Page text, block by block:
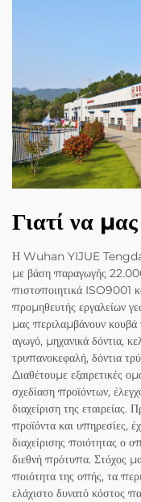
Γιατί να μας
Η Wuhan YIJUE
με βάση παραγωγής
πιστοποιητικά ISO9001
προμηθευτής εργαλείων
μας περιλαμβάνουν
αγωγό, μηχανικά δόντια,
τρυπανοκεφαλή, δόντια
Διαθέτουμε εξαιρετικές
σχεδίαση προϊόντων,
διαχείριση της
προϊόντα και υπηρεσίες,
διαχείρισης ποιότητας ο
διεθνή πρότυπα. Στόχος
ποιότητα της οπής, τα
ελάχιστο δυνατό κόστος